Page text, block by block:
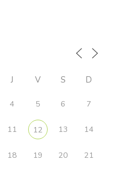
J V S D
4 5 6 7
11 12 13 14
18 19 20 21